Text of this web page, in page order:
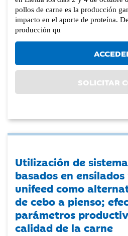
pollos de carne es la producción
impacto en el aporte de proteína.
producción qu
SOLICITAR
Utilización de
basados en
unifeed como
de cebo a pienso;
parámetros
calidad de la carne